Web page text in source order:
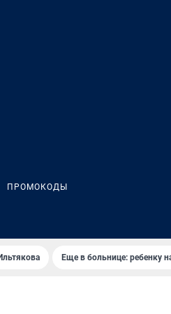
ПРОМОКОДЫ
Еще в больнице: ребенку